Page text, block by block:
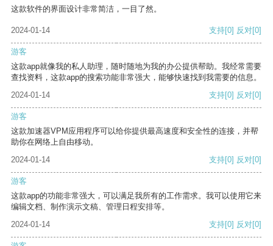
这款软件的界面设计非常简洁，一目了然。
2024-01-14 支持[0] 反对[0]
游客
这款app就像我的私人助理，随时随地为我的办公提供帮助。我经常需要
查找资料，这款app的搜索功能非常强大，能够快速找到我需要的信息。
2024-01-14
支持[0] 反对[0]
游客
这款加速器VPM应用程序可以给你提供最高速度和安全性的连接，并帮
助你在网络上自由移动。
2024-01-14
支持[0] 反对[0]
游客
这款app的功能非常强大，可以满足我所有的工作需求。我可以使用它来
编辑文档、制作演示文稿、管理日程安排等。
2024-01-14
支持[0] 反对[0]